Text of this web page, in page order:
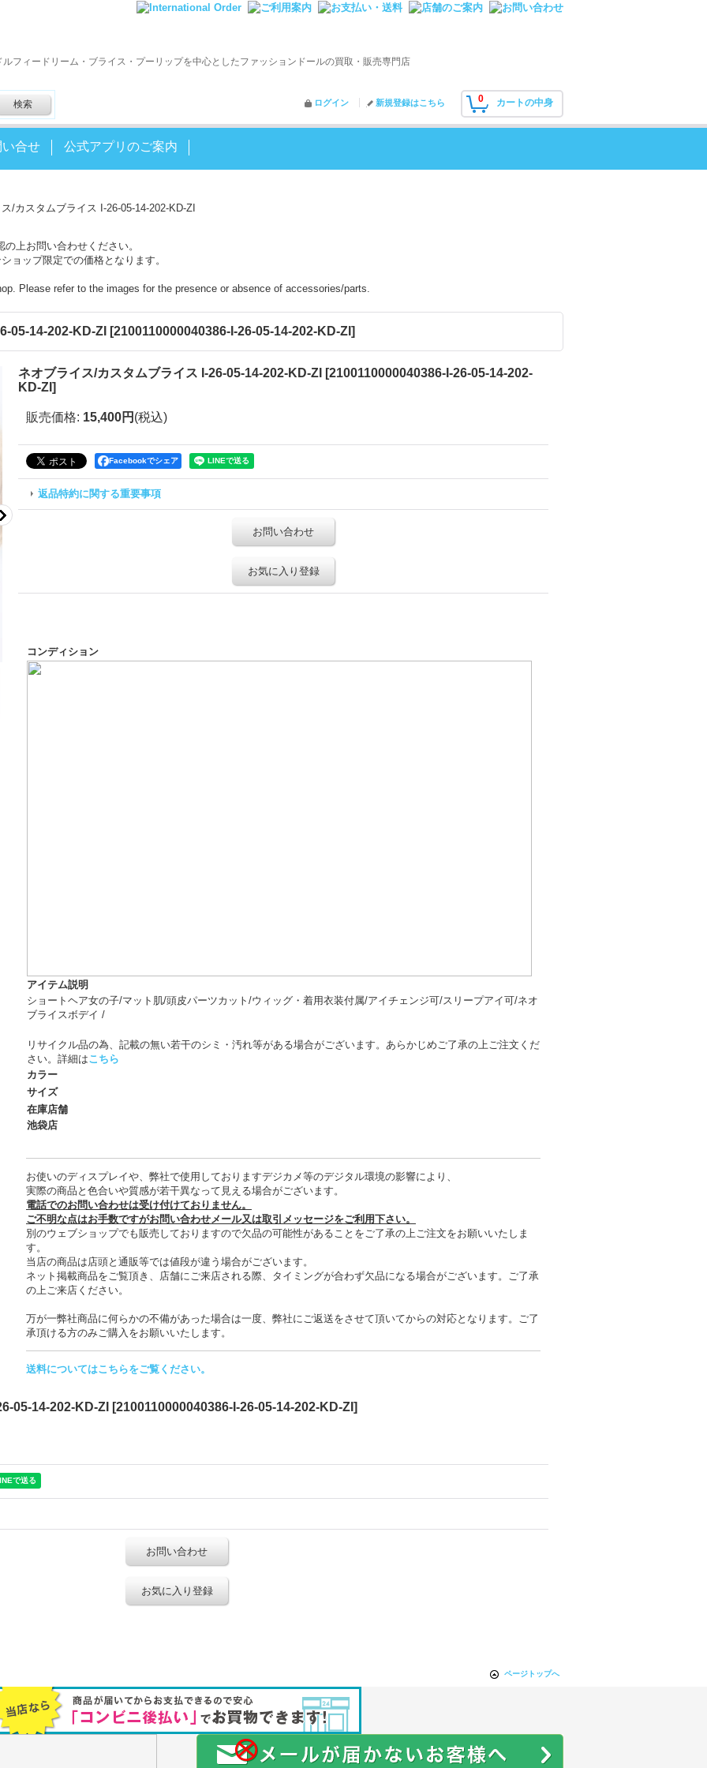
フィードリーム・ブライス・プーリップを中心としたファッションドールの買取・販売専門店
0 カートの中身
ログイン 新規登録はこちら
い合せ 公式アプリのご案内
/カスタムブライス I-26-05-14-202-KD-ZI
上お問い合わせください。
ョップ限定での価格となります。
Please refer to the images for the presence or absence of accessories/parts.
05-14-202-KD-ZI [2100110000040386-I-26-05-14-202-KD-ZI ]
ネオブライス/カスタムブライス I-26-05-14-202-KD-ZI [2100110000040386-I-26-05-14-202-
KD-ZI ]
販売価格: 15,400円 (税込)
Facebookでシェア
返品特約に関する重要事項
お問い合わせ
お気に入り登録
コンディション
アイテム説明
ショートヘア女の子/マット肌/頭皮パーツカット/ウィッグ・着用衣装付属/アイチェンジ可/スリープアイ可/ネオ
ブライスボデイ /
リサイクル品の為、記載の無い若干のシミ・汚れ等がある場合がございます。あらかじめご了承の上ご注文くだ
さい。詳細はこちら
カラー
サイズ
在庫店舗
池袋店
お使いのディスプレイや、弊社で使用しておりますデジカメ等のデジタル環境の影響により、
実際の商品と色合いや質感が若干異なって見える場合がございます。
電話でのお問い合わせは受け付けておりません。
ご不明な点はお手数ですがお問い合わせメール又は取引メッセージをご利用下さい。
別のウェブショップでも販売しておりますので欠品の可能性があることをご了承の上ご注文をお願いいたしま
す。
当店の商品は店頭と通販等では値段が違う場合がございます。
ネット掲載商品をご覧頂き、店舗にご来店される際、タイミングが合わず欠品になる場合がございます。ご了承
の上ご来店ください。
万が一弊社商品に何らかの不備があった場合は一度、弊社にご返送をさせて頂いてからの対応となります。ご了
承頂ける方のみご購入をお願いいたします。
送料についてはこちらをご覧ください。
05-14-202-KD-ZI [2100110000040386-I-26-05-14-202-KD-ZI ]
お問い合わせ
お気に入り登録
ページトップへ